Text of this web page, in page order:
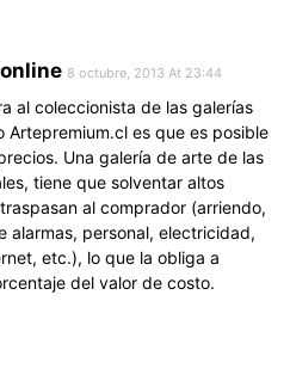
8 octubre, 2013 At 23:44
al coleccionista de las galerías
Artepremium.cl es que es posible
Una galería de arte de las
tiene que solventar altos
al comprador (arriendo,
alarmas, personal, electricidad,
etc.), lo que la obliga a
del valor de costo.